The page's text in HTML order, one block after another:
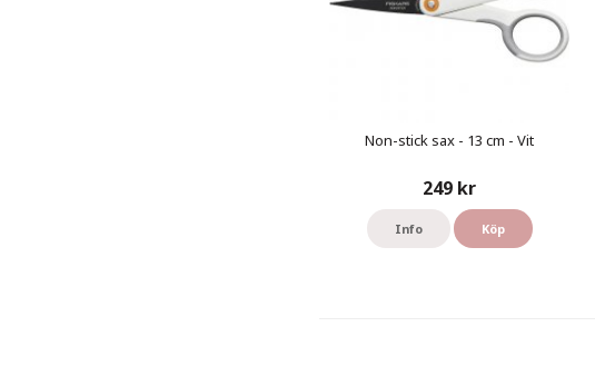
Non-stick sax - 13 cm - Vit
249 kr
Info Köp